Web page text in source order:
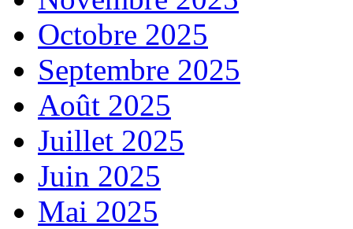
Octobre 2025
Septembre 2025
Août 2025
Juillet 2025
Juin 2025
Mai 2025